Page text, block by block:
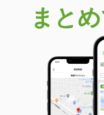
まと